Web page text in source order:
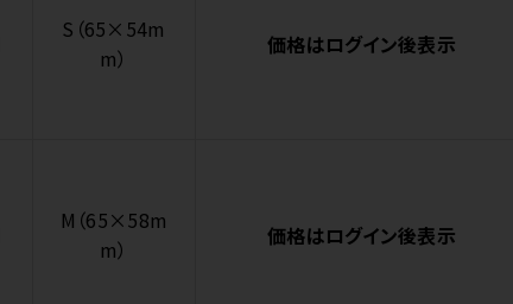
S（65×54m
m）
価格はログイン後表示
M（65×58m
m）
価格はログイン後表示